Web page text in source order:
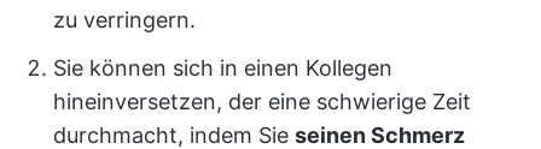
zu verringern.
Sie können sich in einen Kollegen
hineinversetzen, der eine schwierige Zeit
durchmacht, indem Sie seinen Schmerz